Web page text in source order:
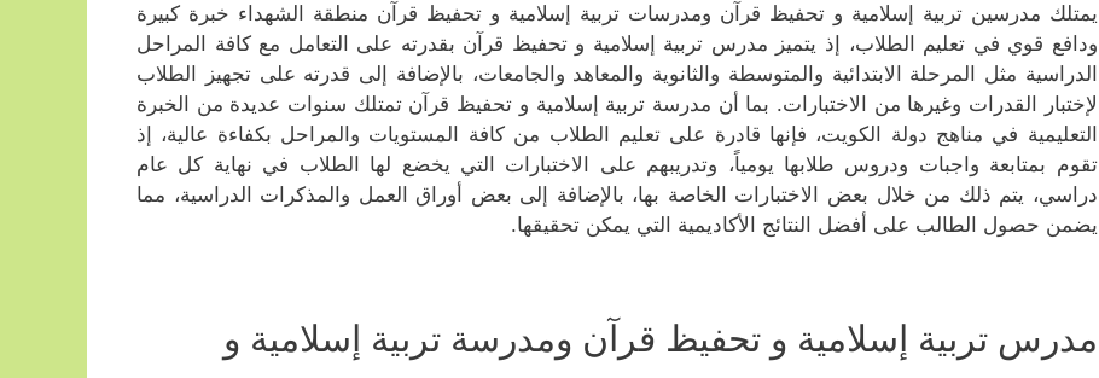
يمتلك مدرسين تربية إسلامية و تحفيظ قرآن ومدرسات تربية إسلامية و تحفيظ قرآن منطقة الشهداء خبرة كبيرة
ودافع قوي في تعليم الطلاب، إذ يتميز مدرس تربية إسلامية و تحفيظ قرآن بقدرته على التعامل مع كافة المراحل
الدراسية مثل المرحلة الابتدائية والمتوسطة والثانوية والمعاهد والجامعات، بالإضافة إلى قدرته على تجهيز الطلاب
لإختبار القدرات وغيرها من الاختبارات. بما أن مدرسة تربية إسلامية و تحفيظ قرآن تمتلك سنوات عديدة من الخبرة
التعليمية في مناهج دولة الكويت، فإنها قادرة على تعليم الطلاب من كافة المستويات والمراحل بكفاءة عالية، إذ
تقوم بمتابعة واجبات ودروس طلابها يومياً، وتدريبهم على الاختبارات التي يخضع لها الطلاب في نهاية كل عام
دراسي، يتم ذلك من خلال بعض الاختبارات الخاصة بها، بالإضافة إلى بعض أوراق العمل والمذكرات الدراسية، مما
يضمن حصول الطالب على أفضل النتائج الأكاديمية التي يمكن تحقيقها.
مدرس تربية إسلامية و تحفيظ قرآن ومدرسة تربية إسلامية و